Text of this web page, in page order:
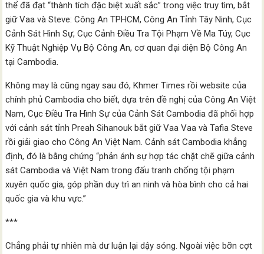
thể đã đạt “thành tích đặc biệt xuất sắc” trong việc truy tìm, bắt
giữ Vaa và Steve: Công An TPHCM, Công An Tỉnh Tây Ninh, Cục
Cảnh Sát Hình Sự, Cục Cảnh Điều Tra Tội Phạm Về Ma Túy, Cục
Kỹ Thuật Nghiệp Vụ Bộ Công An, cơ quan đại diện Bộ Công An
tại Cambodia.
Không may là cũng ngay sau đó, Khmer Times rồi website của
chính phủ Cambodia cho biết, dựa trên đề nghị của Công An Việt
Nam, Cục Điều Tra Hình Sự của Cảnh Sát Cambodia đã phối hợp
với cảnh sát tỉnh Preah Sihanouk bắt giữ Vaa Vaa và Tafia Steve
rồi giải giao cho Công An Việt Nam. Cảnh sát Cambodia khẳng
định, đó là bằng chứng “phản ánh sự hợp tác chặt chẽ giữa cảnh
sát Cambodia và Việt Nam trong đấu tranh chống tội phạm
xuyên quốc gia, góp phần duy trì an ninh và hòa bình cho cả hai
quốc gia và khu vực.”
***
Chẳng phải tự nhiên mà dư luận lại dậy sóng. Ngoài việc bỡn cợt